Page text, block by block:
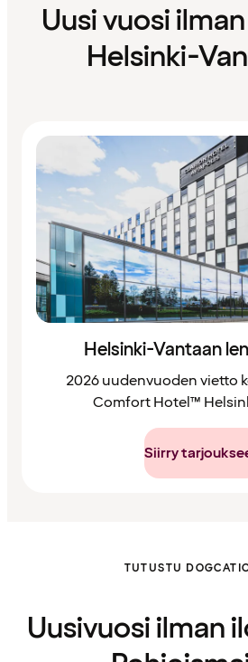
Uusi vuosi
Helsinki-
Helsinki-Vantaan
2026 uudenvuoden vietto
Comfort Hotel™
Siirry
TUTUSTU
Uusivuosi ilman